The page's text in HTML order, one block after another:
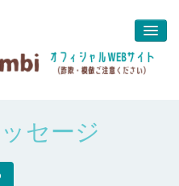
セージ